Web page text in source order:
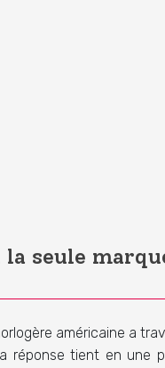
seule
américaine a
tient en une